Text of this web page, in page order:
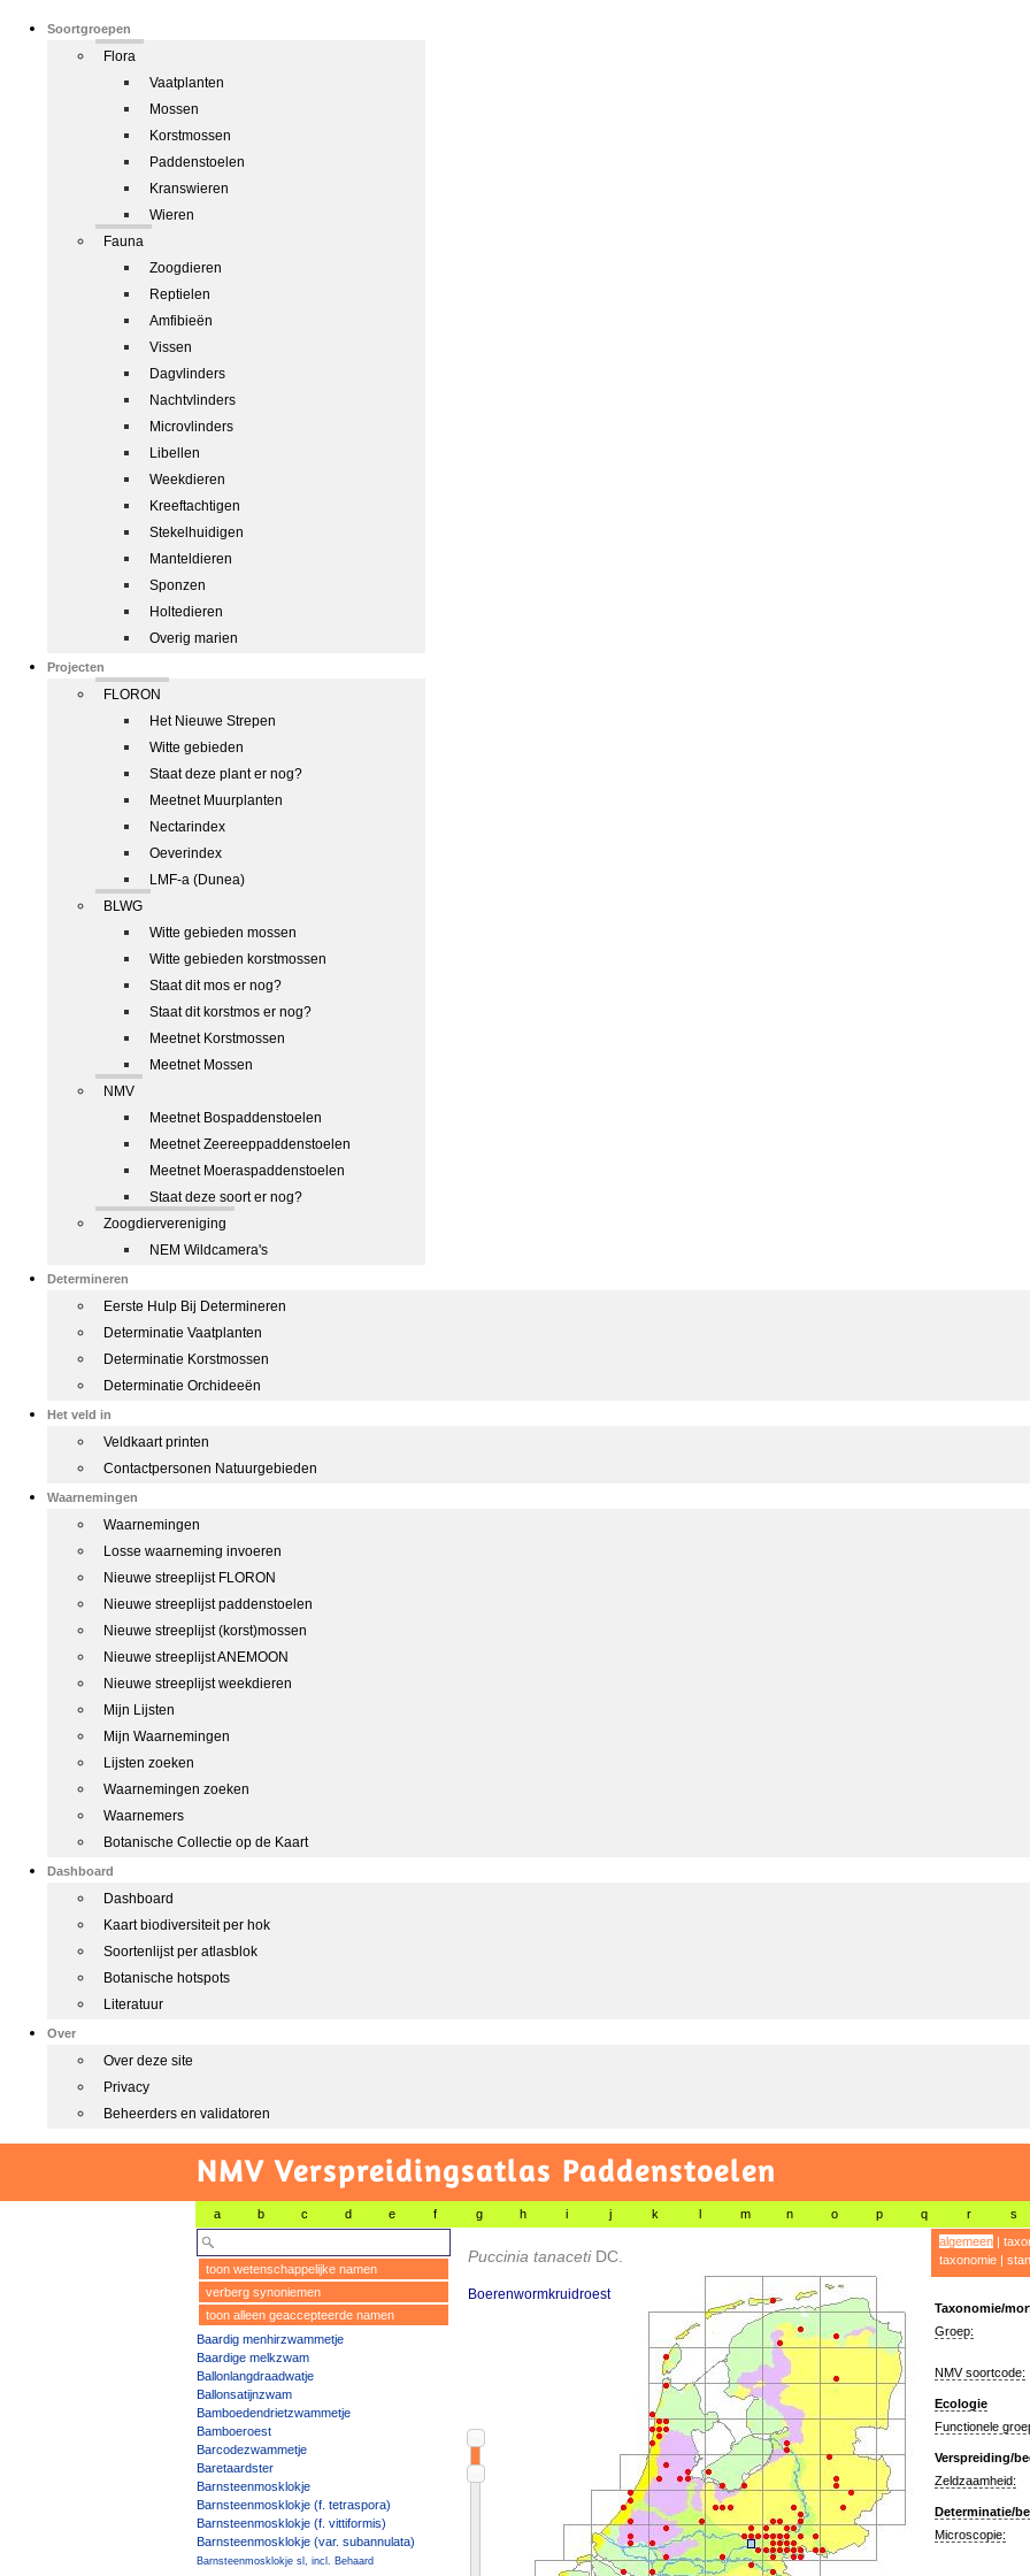
Soortgroepen
Flora
Vaatplanten
Mossen
Korstmossen
Paddenstoelen
Kranswieren
Wieren
Fauna
Zoogdieren
Reptielen
Amfibieën
Vissen
Dagvlinders
Nachtvlinders
Microvlinders
Libellen
Weekdieren
Kreeftachtigen
Stekelhuidigen
Manteldieren
Sponzen
Holtedieren
Overig marien
Projecten
FLORON
Het Nieuwe Strepen
Witte gebieden
Staat deze plant er nog?
Meetnet Muurplanten
Nectarindex
Oeverindex
LMF-a (Dunea)
BLWG
Witte gebieden mossen
Witte gebieden korstmossen
Staat dit mos er nog?
Staat dit korstmos er nog?
Meetnet Korstmossen
Meetnet Mossen
NMV
Meetnet Bospaddenstoelen
Meetnet Zeereeppaddenstoelen
Meetnet Moeraspaddenstoelen
Staat deze soort er nog?
Zoogdiervereniging
NEM Wildcamera's
Determineren
Eerste Hulp Bij Determineren
Determinatie Vaatplanten
Determinatie Korstmossen
Determinatie Orchideeën
Het veld in
Veldkaart printen
Contactpersonen Natuurgebieden
Waarnemingen
Waarnemingen
Losse waarneming invoeren
Nieuwe streeplijst FLORON
Nieuwe streeplijst paddenstoelen
Nieuwe streeplijst (korst)mossen
Nieuwe streeplijst ANEMOON
Nieuwe streeplijst weekdieren
Mijn Lijsten
Mijn Waarnemingen
Lijsten zoeken
Waarnemingen zoeken
Waarnemers
Botanische Collectie op de Kaart
Dashboard
Dashboard
Kaart biodiversiteit per hok
Soortenlijst per atlasblok
Botanische hotspots
Literatuur
Over
Over deze site
Privacy
Beheerders en validatoren
NMV Verspreidingsatlas Paddenstoelen
a b c d e f g h i j k l m n o p q r s
toon wetenschappelijke namen
verberg synoniemen
toon alleen geaccepteerde namen
Baardig menhirzwammetje
Baardige melkzwam
Ballonlangdraadwatje
Ballonsatijnzwam
Bamboedendrietzwammetje
Bamboeroest
Barcodezwammetje
Baretaardster
Barnsteenmosklokje
Barnsteenmosklokje (f. tetraspora)
Barnsteenmosklokje (f. vittiformis)
Barnsteenmosklokje (var. subannulata)
Barnsteenmosklokje sl, incl. Behaard
Puccinia tanaceti DC.
Boerenwormkruidroest
algemeen|
taxonomie|
Taxonomie/
Groep:
NMV soortcode:
Ecologie
Functionele
Verspreiding/
Zeldzaamheid:
Determinatie/
Microscopie: